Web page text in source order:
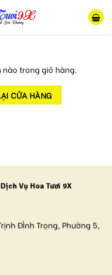
nào trong giỏ hàng.
CỬA HÀNG
Vụ Hoa Tươi 9X
ĐÌnh Trọng, Phường 5,